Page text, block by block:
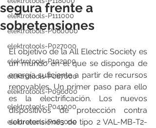
elektrotools-P111000
elektrotools-P060000
elektrotools-P027000
elektrotools-P102000
elektrotools-P087000
elektrotools-P096000
elektrotools-P041000
elektrotools-P083000
segura frente a
sobretensiones
El objetivo de la All Electric Society es
un mundo en el que se disponga de
energía suficiente a partir de recursos
renovables. Un primer paso para ello
es la electrificación. Los nuevos
dispositivos de protección contra
sobretensiones de tipo 2 VAL-MB-T2-